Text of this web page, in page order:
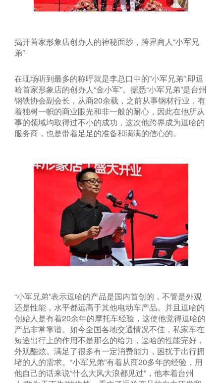
揭开首家形象店创办人的神秘面纱，跨界商人“小军兄
弟”
在现场听到最多的称呼就是李总口中的”小军兄弟”,即逗
哈首家形象店的创办人“金小军”。据悉“小军兄弟”是台州
钢铁协会副会长，从商20余载，之前从事钢材行业，有
着独树一帜的商业眼光和非一般的耐心，因此在他所从
事的领域均取得过不小的成功，这次他跨界成为逗哈的
服务商，也是带着足足的准备和满满的信心的。
“小军兄弟”表示逗哈的产品是国内首创的，不管是外观
还是性能，水平都远高于其他电动车产品。并且逗哈的
创始人是有着20余年的摩托车经验，这使他觉得逗哈的
产品非常靠谱。如今全国各地交通情况不佳，私家车在
短途出行上的作用不是那么的给力，逗哈的性能完好，
外观酷炫。满足了很多有一定消费能力，困扰于出行拥
堵的人的需求。“小军兄弟”有着从商20多年的经验，用
他自己的话来说“什么大风大浪都见过”，他本着台州